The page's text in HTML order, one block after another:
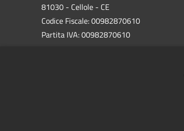
81030 - Cellole - CE
Codice Fiscale: 00982870610
Partita IVA: 00982870610